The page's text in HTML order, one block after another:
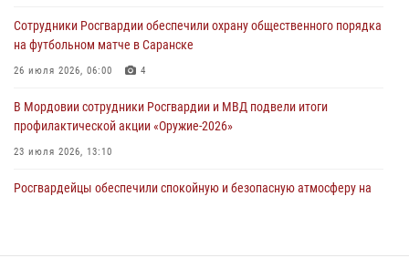
проведения масштабного праздника в Темникове
05 августа 2026, 09:04 4
Сотрудники Росгвардии обеспечили охрану общественного порядка
на футбольном матче в Саранске
26 июля 2026, 06:00 4
В Мордовии сотрудники Росгвардии и МВД подвели итоги
профилактической акции «Оружие‑2026»
23 июля 2026, 13:10
Росгвардейцы обеспечили спокойную и безопасную атмосферу на